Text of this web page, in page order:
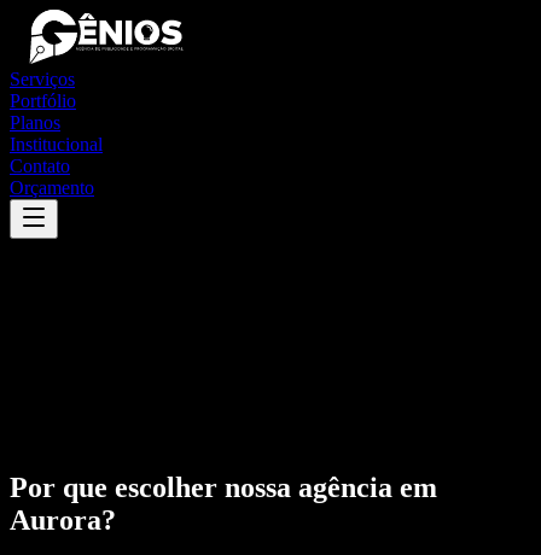
Serviços
Portfólio
Planos
Institucional
Contato
Orçamento
Por que escolher nossa agência em
Aurora?